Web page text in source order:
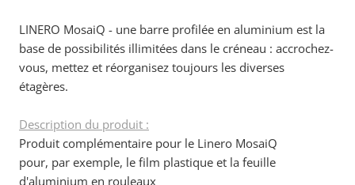
LINERO MosaiQ - une barre profilée en aluminium est la
base de possibilités illimitées dans le créneau : accrochez-
vous, mettez et réorganisez toujours les diverses
étagères.
Description du produit :
Produit complémentaire pour le Linero MosaiQ
pour, par exemple, le film plastique et la feuille
d'aluminium en rouleaux